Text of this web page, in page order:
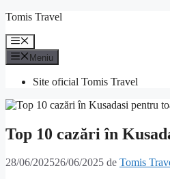
Sari
conținut
Tomis Travel
Meniu
Meniu
Site oficial Tomis Travel
Top 10 cazări în
28/06/202526/06/2025 de Tomis